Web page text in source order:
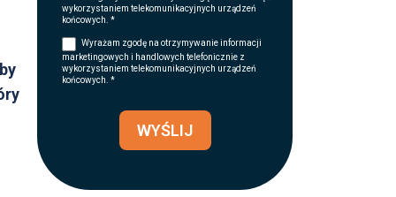
wykorzystaniem telekomunikacyjnych urządzeń
końcowych. *
Wyrażam zgodę na otrzymywanie informacji
marketingowych i handlowych telefonicznie z
wykorzystaniem telekomunikacyjnych urządzeń
końcowych. *
WYŚLIJ